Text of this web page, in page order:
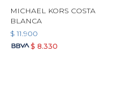
MICHAEL KORS COSTA
BLANCA
$ 11.900
$ 8.330